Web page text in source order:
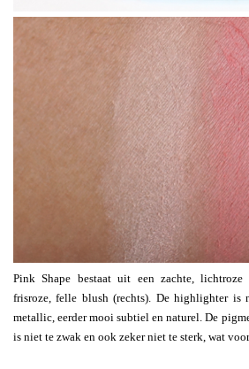
Pink Shape bestaat uit een zachte,
frisroze, felle blush (rechts). De highlighter is
metallic, eerder mooi subtiel en naturel. De
is niet te zwak en ook zeker niet te sterk, wat